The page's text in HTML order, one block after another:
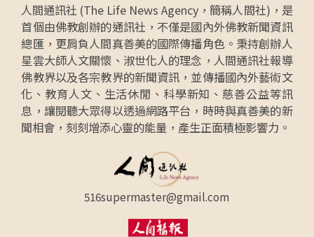
人間通訊社 (The Life News Agency，簡稱人間社)，是
首個由佛教創辦的通訊社，不僅是國內外佛教新聞資訊
總匯，更肩負人間真善美的國際傳播角色。秉持創辦人
星雲大師人文關懷、淑世化人的理念，人間通訊社報導
佛教界以及各宗教界的新聞資訊，並傳播國內外藝術文
化、教育人文、生活休閒、科學新知、慈善公益等訊
息，讓閱聽大眾得以透過網路平台，時時與真善美的新
聞相會，刻刻增添心靈的能量，產生正面積極影響力。
516supermaster@gmail.com